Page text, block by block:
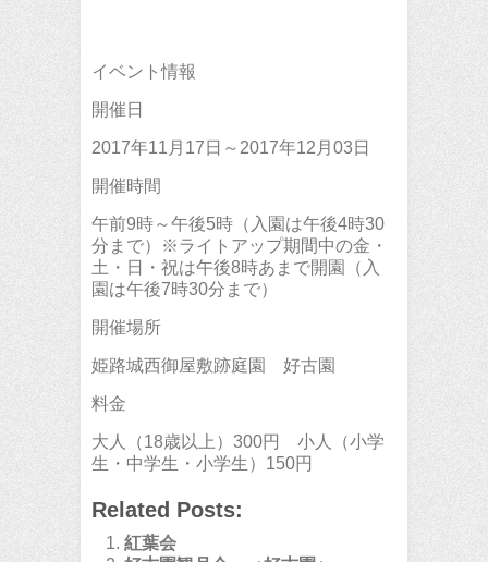
イベント情報
開催日
2017年11月17日～2017年12月03日
開催時間
午前9時～午後5時（入園は午後4時30
分まで）※ライトアップ期間中の金・
土・日・祝は午後8時あまで開園（入
園は午後7時30分まで）
開催場所
姫路城西御屋敷跡庭園 好古園
料金
大人（18歳以上）300円 小人（小学
生・中学生・小学生）150円
Related Posts:
紅葉会